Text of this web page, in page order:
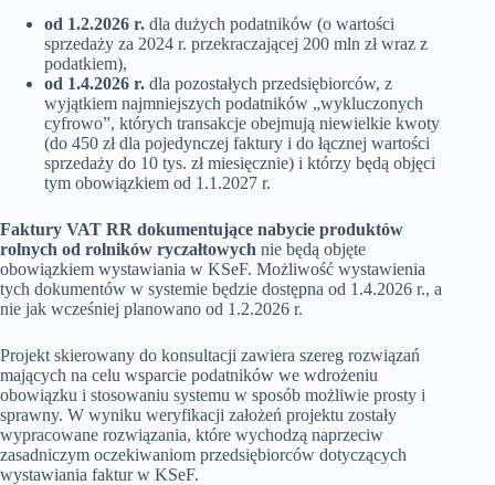
od 1.2.2026 r. dla dużych podatników (o wartości
sprzedaży za 2024 r. przekraczającej 200 mln zł wraz z
podatkiem),
od 1.4.2026 r. dla pozostałych przedsiębiorców, z
wyjątkiem najmniejszych podatników „wykluczonych
cyfrowo”, których transakcje obejmują niewielkie kwoty
(do 450 zł dla pojedynczej faktury i do łącznej wartości
sprzedaży do 10 tys. zł miesięcznie) i którzy będą objęci
tym obowiązkiem od 1.1.2027 r.
Faktury VAT RR dokumentujące nabycie produktów
rolnych od rolników ryczałtowych nie będą objęte
obowiązkiem wystawiania w KSeF. Możliwość wystawienia
tych dokumentów w systemie będzie dostępna od 1.4.2026 r., a
nie jak wcześniej planowano od 1.2.2026 r.
Projekt skierowany do konsultacji zawiera szereg rozwiązań
mających na celu wsparcie podatników we wdrożeniu
obowiązku i stosowaniu systemu w sposób możliwie prosty i
sprawny. W wyniku weryfikacji założeń projektu zostały
wypracowane rozwiązania, które wychodzą naprzeciw
zasadniczym oczekiwaniom przedsiębiorców dotyczących
wystawiania faktur w KSeF.